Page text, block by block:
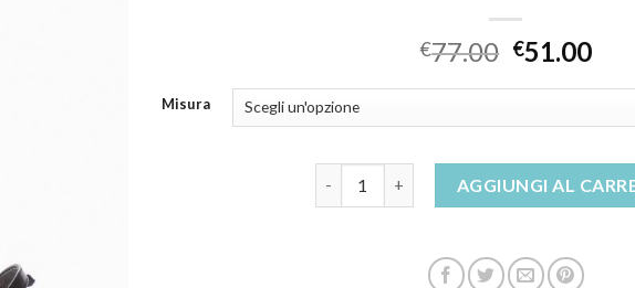
€77.00 €51.00
Misura
AGGIUNGI AL